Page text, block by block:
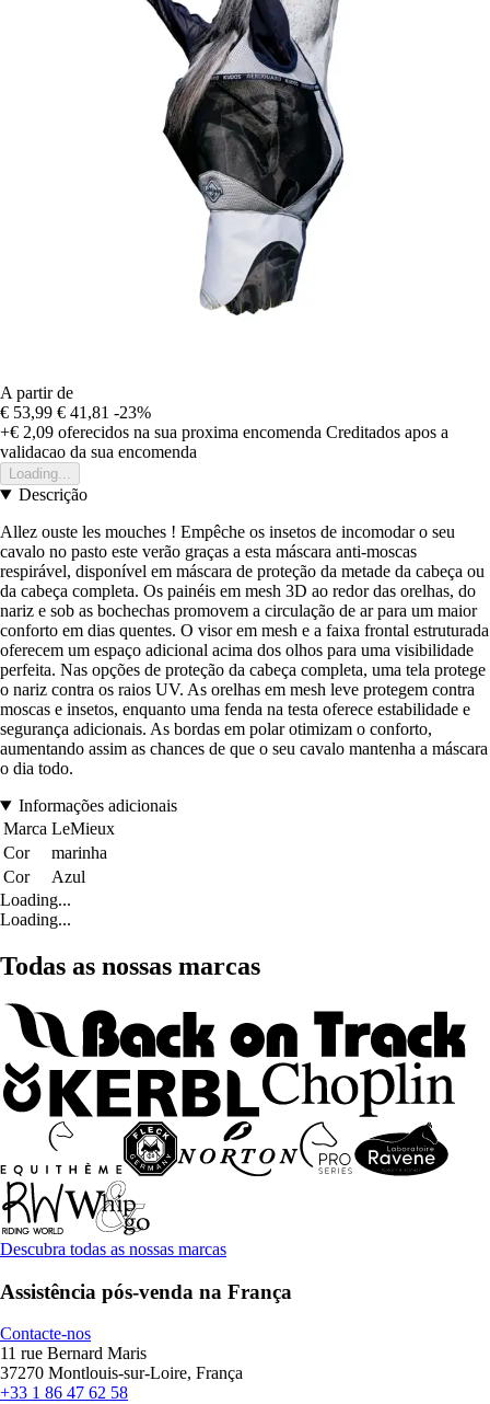
A partir de
€ 53,99 € 41,81 -23%
+€ 2,09 oferecidos na sua proxima encomenda Creditados apos a
validacao da sua encomenda
Loading...
Descrição
Allez ouste les mouches ! Empêche os insetos de incomodar o seu
cavalo no pasto este verão graças a esta máscara anti-moscas
respirável, disponível em máscara de proteção da metade da cabeça ou
da cabeça completa. Os painéis em mesh 3D ao redor das orelhas, do
nariz e sob as bochechas promovem a circulação de ar para um maior
conforto em dias quentes. O visor em mesh e a faixa frontal estruturada
oferecem um espaço adicional acima dos olhos para uma visibilidade
perfeita. Nas opções de proteção da cabeça completa, uma tela protege
o nariz contra os raios UV. As orelhas em mesh leve protegem contra
moscas e insetos, enquanto uma fenda na testa oferece estabilidade e
segurança adicionais. As bordas em polar otimizam o conforto,
aumentando assim as chances de que o seu cavalo mantenha a máscara
o dia todo.
Informações adicionais
Marca LeMieux
Cor
marinha
Cor
Azul
Loading...
Loading...
Todas as nossas marcas
Descubra todas as nossas marcas
Assistência pós-venda na França
Contacte-nos
11 rue Bernard Maris
37270 Montlouis-sur-Loire, França
+33 1 86 47 62 58